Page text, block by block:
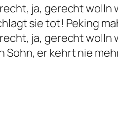
ja, gerecht wolln
sie tot! Peking
ja, gerecht wolln
Sohn, er kehrt nie